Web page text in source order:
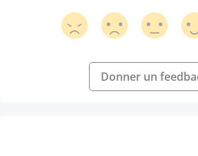
Donner un